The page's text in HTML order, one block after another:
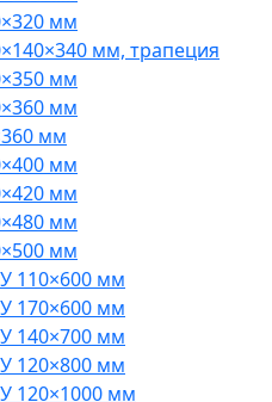
мм
мм, трапеция
мм
мм
мм
мм
мм
мм
мм
110×600 мм
170×600 мм
140×700 мм
120×800 мм
120×1000 мм